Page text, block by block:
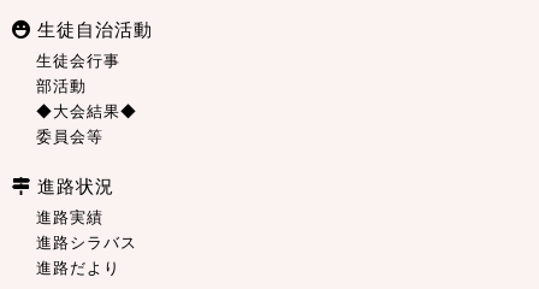
生徒自治活動
生徒会行事
部活動
◆大会結果◆
委員会等
進路状況
進路実績
進路シラバス
進路だより